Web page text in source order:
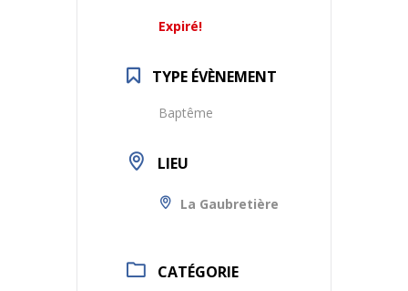
Expiré!
TYPE ÉVÈNEMENT
Baptême
LIEU
La Gaubretière
CATÉGORIE